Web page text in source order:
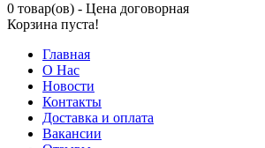
0 товар(ов) - Цена договорная
Корзина пуста!
Главная
О Нас
Новости
Контакты
Доставка и оплата
Вакансии